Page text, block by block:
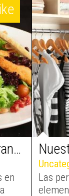
Receta de verano: ensalada César
en
Las